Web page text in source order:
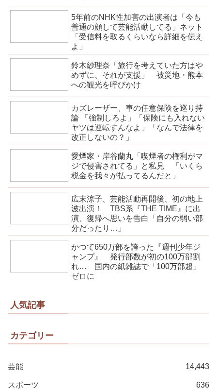
5年前のNHK性加害の出演者は「今も
普通の顔して芸能活動してる」ネット
「受信料を取るくらいなら詳細を伝え
よ」
鈴木紗理奈「旅行を考えていた方はや
めずに、それが支援」 被災地・熊本
への観光を呼びかけ
カズレーザー、車の任意保険を巡り持
論 「強制しろよ」「保険にも入れない
ヤツは運転すんなよ」「なんで法律を
改正しないの？」
愛煙家・岸谷蘭丸「喫煙者の権利がマ
ジで侵害されてる」と私見 「いくら
税金を我々が払ってるんだと」
広末涼子、芸能活動再開後、初の地上
波出演！ TBS系『THE TIME』に出
演、復帰へ思いを告白「自分の弱い部
分だったり…」
かつて650万部を誇った『週刊少年ジ
ャンプ』 発行部数が初の100万部割
れ… 国内の紙雑誌で「100万部超」
ゼロに
人気記事
カテゴリー
芸能 14,443
スポーツ 636